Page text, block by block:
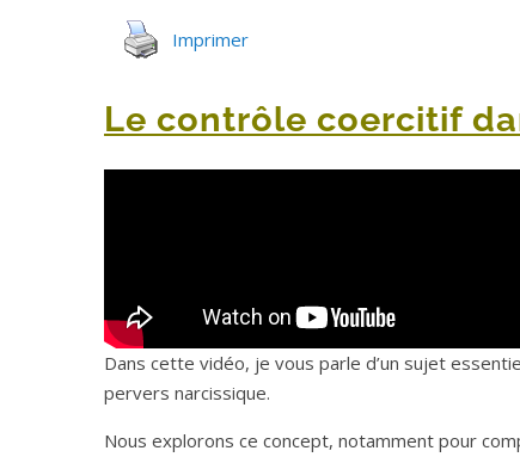
Imprimer
Le contrôle coercitif
Dans cette vidéo, je vous parle d’un sujet
pervers narcissique.
Nous explorons ce concept, notamment pour